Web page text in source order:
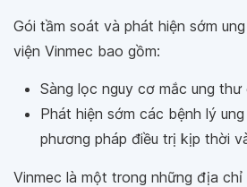
Gói tầm soát và phát hiện sớm
viện Vinmec bao gồm:
Sàng lọc nguy cơ mắc ung thư
Phát hiện sớm các bệnh lý
phương pháp điều trị kịp thời
Vinmec là một trong những địa